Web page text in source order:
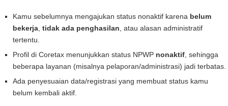
Kamu sebelumnya mengajukan status nonaktif karena belum
bekerja tidak ada penghasilan , atau alasan administratif
tertentu.
Profil di Coretax menunjukkan status NPWP nonaktif , sehingga
beberapa layanan (misalnya pelaporan/administrasi) jadi terbatas.
Ada penyesuaian data/registrasi yang membuat status kamu
belum kembali aktif.